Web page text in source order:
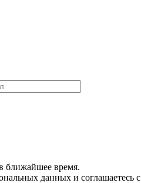
ближайшее время.
данных и соглашаетесь с